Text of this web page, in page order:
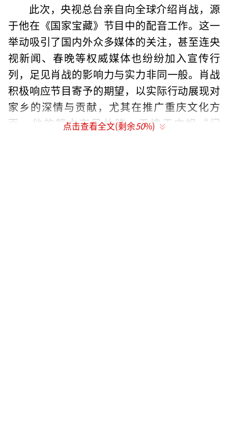
此次，央视总台亲自向全球介绍肖战，源
于他在《国家宝藏》节目中的配音工作。这一
举动吸引了国内外众多媒体的关注，甚至连央
视新闻、春晚等权威媒体也纷纷加入宣传行
列，足见肖战的影响力与实力非同一般。肖战
积极响应节目寄予的期望，以实际行动展现对
家乡的深情与贡献，尤其在推广重庆文化方
面，他的努力有目共睹，无愧于内娱“门
点击查看全文(剩余50%)